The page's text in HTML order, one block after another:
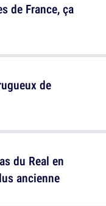
de
de France, ça
du Real en
ancienne